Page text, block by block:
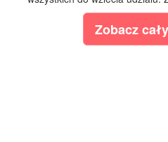
Zobacz